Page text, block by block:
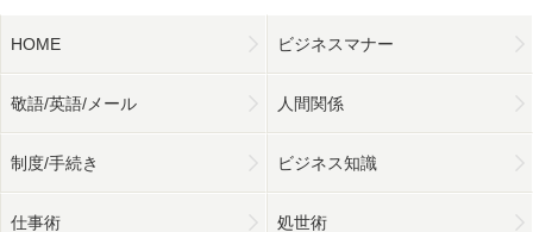
HOME ビジネスマナー
敬語/英語/メール 人間関係
制度/手続き ビジネス知識
仕事術 処世術